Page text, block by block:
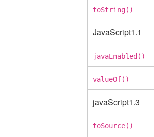
toString()
JavaScript1.1
javaEnabled()
valueOf()
javaScript1.3
toSource()